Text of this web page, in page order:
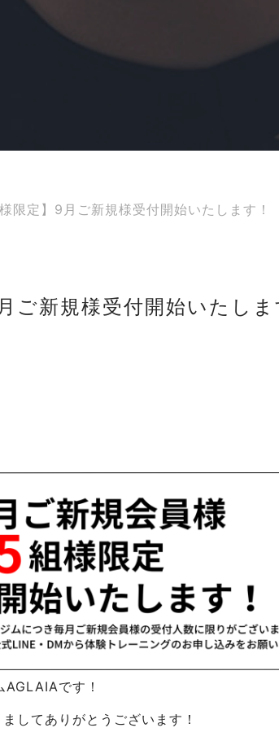
様限定】9月ご新規様受付開始いたします！
ご新規様受付開始いたし
です！
してありがとうございます！